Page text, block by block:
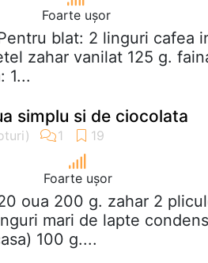
Foarte ușor
blat: 2 linguri cafea
zahar vanilat 125 g.
1...
simplu si de ciocolata
Foarte ușor
oua 200 g. zahar 2
mari de lapte
100 g....